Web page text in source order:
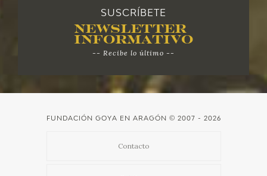
SUSCRÍBETE
Newsletter
Informativo
-- Recibe lo último --
FUNDACIÓN GOYA EN ARAGÓN © 2007 - 2026
Contacto